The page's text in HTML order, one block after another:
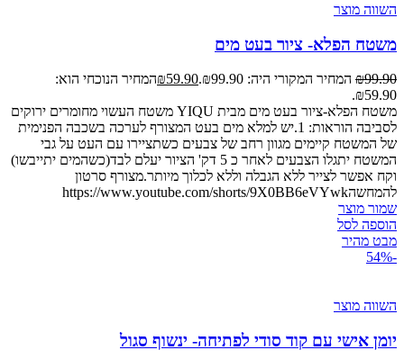
השווה מוצר
משטח הפלא- ציור בעט מים
₪99.90 המחיר המקורי היה: ₪99.90. ₪59.90
המחיר הנוכחי הוא:
₪59.90.
משטח הפלא-ציור בעט מים מבית YIQU משטח העשוי מחומרים ירוקים
לסביבה הוראות: 1.יש למלא מים בעט המצורף לערכה בשכבה הפנימית
של המשטח קיימים מגוון רחב של צבעים כשתציירו עם העט על גבי
המשטח יתגלו הצבעים לאחר כ 5 דק' הציור יעלם לבד(כשהמים יתייבשו)
וקח אפשר לצייר ללא הגבלה וללא לכלוך מיותר.מצורף סרטון
להמחשהhttps://www.youtube.com/shorts/9X0BB6eVYwk
שמור מוצר
הוספה לסל
מבט מהיר
-54%
השווה מוצר
יומן אישי עם קוד סודי לפתיחה- ינשוף סגול